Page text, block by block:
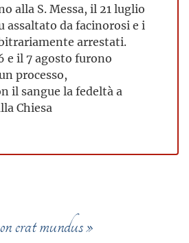
alla S. Messa, il 21 luglio
assaltato da facinorosi e i
arrestati.
e il 7 agosto furono
processo,
il sangue la fedeltà a
Chiesa
erat mundus »